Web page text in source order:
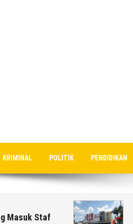
KRIMINAL POLITIK PENDIDIKAN
Masuk Staf